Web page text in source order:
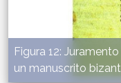
Figura 12:
un manuscrito